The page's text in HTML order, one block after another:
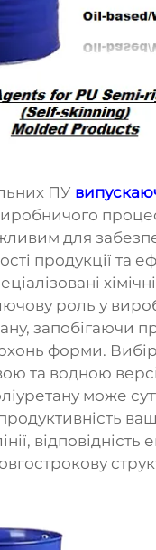
ПУ
для
продукції та
роль у
запобігаючи
форми.
та водною
може
відповідність